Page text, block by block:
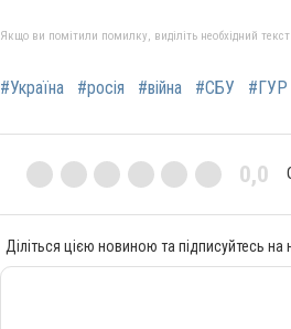
Якщо ви помітили помилку, виділіть необхідний
#Україна #росія #війна #СБУ #ГУР
0,0
Діліться цією новиною та підписуйтесь на